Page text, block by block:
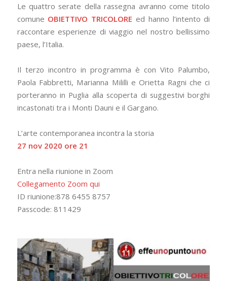
Le quattro serate della rassegna avranno come titolo
comune OBIETTIVO TRICOLORE ed hanno l’intento di
raccontare esperienze di viaggio nel nostro bellissimo
paese, l’Italia.
Il terzo incontro in programma è con Vito Palumbo,
Paola Fabbretti, Marianna Mililli e Orietta Ragni che ci
porteranno in Puglia alla scoperta di suggestivi borghi
incastonati tra i Monti Dauni e il Gargano.
L’arte contemporanea incontra la storia
27 nov 2020 ore 21
Entra nella riunione in Zoom
Collegamento Zoom qui
ID riunione:878 6455 8757
Passcode: 811429